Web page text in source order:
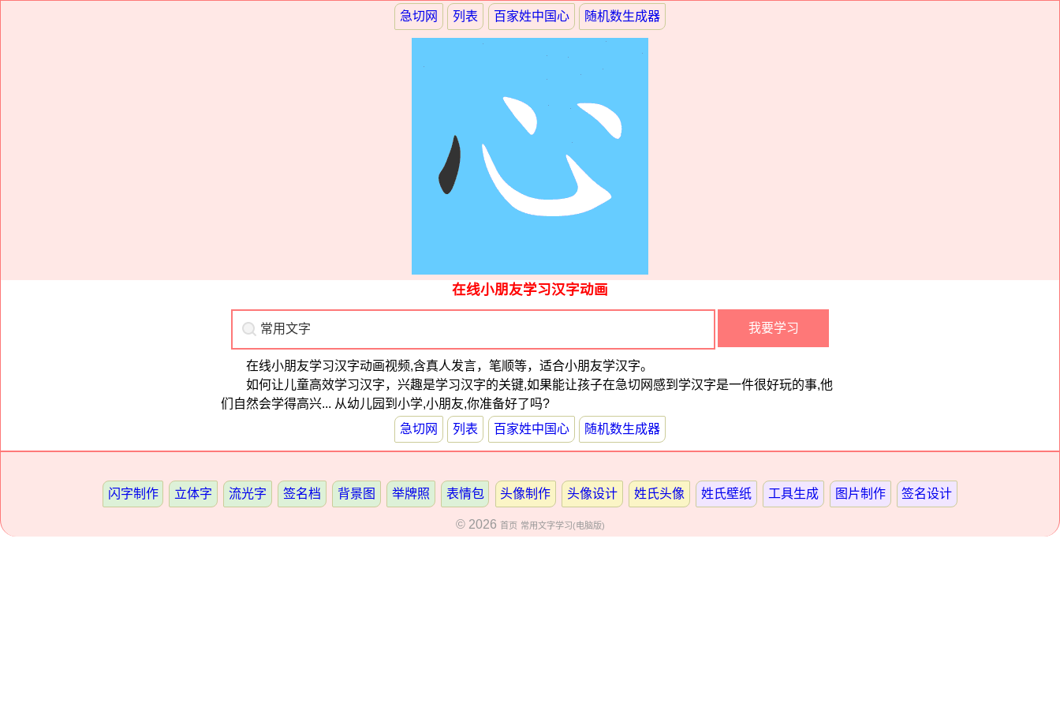
急切网 列表 百家姓中国心 随机数生成器
在线小朋友学习汉字动画
在线小朋友学习汉字动画视频,含真人发言，笔顺等，适合小朋友学汉字。
如何让儿童高效学习汉字，兴趣是学习汉字的关键,如果能让孩子在急切网感到学汉字是一件很好玩的事,他
们自然会学得高兴... 从幼儿园到小学,小朋友,你准备好了吗?
急切网
列表 百家姓中国心 随机数生成器
闪字制作 立体字 流光字 签名档 背景图 举牌照 表情包 头像制作 头像设计 姓氏头像 姓氏壁纸 工具生成 图片制作 签名设计
© 2026 首页 常用文字学习(电脑版)